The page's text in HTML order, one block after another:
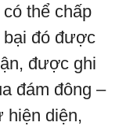
thể chấp
bại đó được
được ghi
đám đông –
hiện diện,